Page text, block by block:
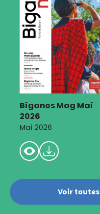
Biganos Mag Mai
2026
Mai 2026
Voir